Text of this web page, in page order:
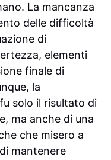
La mancanza
delle difficoltà
di
elementi
finale di
la
solo il risultato di
ma anche di una
che misero a
mantenere